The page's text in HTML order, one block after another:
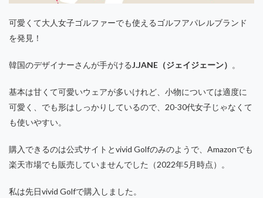
可愛くて大人女子ゴルファーでも使えるゴルフアパレルブランド
を発見！
韓国のデザイナーさんが手がけるJ.JANE（ジェイジェーン） 。
基本は甘くて可愛いウェアが多いけれど、小物については適度に
可愛く、でも形はしっかりしているので、20-30代女子じゃなくて
も使いやすい。
購入できるのは公式サイトとvivid Golfのみのようで、Amazonでも
楽天市場でも販売していませんでした（2022年5月時点）。
私は先日vivid Golfで購入しました。